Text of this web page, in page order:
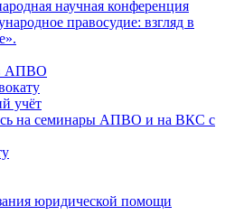
научная конференция
правосудие: взгляд в
АПВО
учёт
на семинары АПВО и на ВКС с
юридической помощи